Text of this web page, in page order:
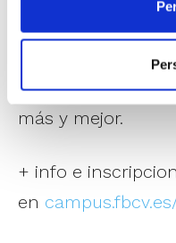
Corrección
trabajo específico
una experiencia
más y mejor.
+ info e
en